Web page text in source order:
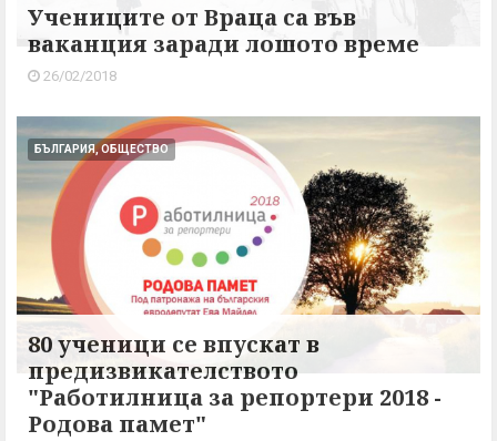
Учениците от Враца са във
ваканция заради лошото време
26/02/2018
БЪЛГАРИЯ, ОБЩЕСТВО
80 ученици се впускат в
предизвикателството
"Работилница за репортери 2018 -
Родова памет"